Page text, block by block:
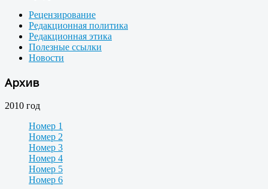
Рецензирование
Редакционная политика
Редакционная этика
Полезные ссылки
Новости
Архив
2010 год
Номер 1
Номер 2
Номер 3
Номер 4
Номер 5
Номер 6